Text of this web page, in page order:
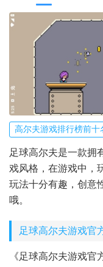
高尔夫游戏排行榜前十
足球高尔夫是一款拥
戏风格，在游戏中，
玩法十分有趣，创意
哦。
足球高尔夫游戏官
《足球高尔夫游戏官